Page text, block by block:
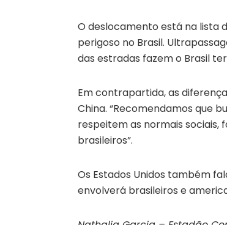
O deslocamento está na lista
perigoso no Brasil.
das estradas fazem o Brasil
Em contrapartida, as
China. “Recomendamos que
respeitem as normais sociais,
brasileiros”.
Os Estados Unidos também
envolverá brasileiros e